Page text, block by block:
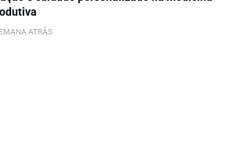
ATRÁS